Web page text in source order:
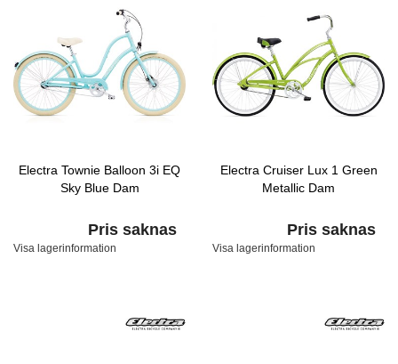
Electra Townie Balloon 3i EQ
Sky Blue Dam
Pris saknas
Visa lagerinformation
Electra Cruiser Lux 1 Green
Metallic Dam
Pris saknas
Visa lagerinformation